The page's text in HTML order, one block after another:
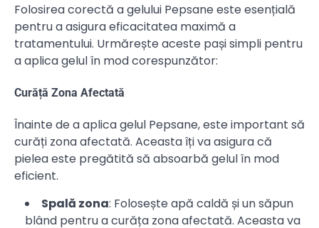
Folosirea corectă a gelului Pepsane este esențială
pentru a asigura eficacitatea maximă a
tratamentului. Urmărește aceste pași simpli pentru
a aplica gelul în mod corespunzător:
Curăță Zona Afectată
Înainte de a aplica gelul Pepsane, este important să
curăți zona afectată. Aceasta îți va asigura că
pielea este pregătită să absoarbă gelul în mod
eficient.
Spală zona: Folosește apă caldă și un săpun
blând pentru a curăța zona afectată. Aceasta va